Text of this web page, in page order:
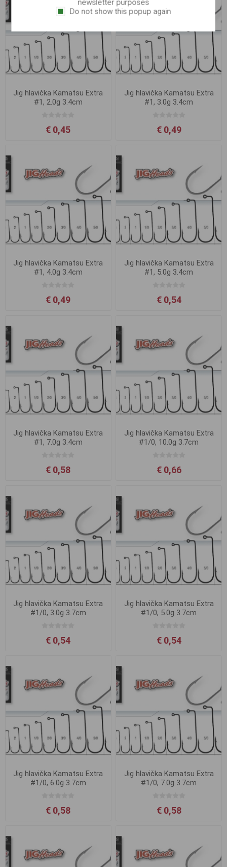
Jig hlavička Kamatsu Extra
#1, 2.0g 3.4cm
€ 0,45
Jig hlavička Kamatsu Extra
#1, 3.0g 3.4cm
€ 0,49
Jig hlavička Kamatsu Extra
#1, 4.0g 3.4cm
€ 0,49
Jig hlavička Kamatsu Extra
#1, 5.0g 3.4cm
€ 0,54
Jig hlavička Kamatsu Extra
#1, 7.0g 3.4cm
€ 0,58
Jig hlavička Kamatsu Extra
#1/0, 10.0g 3.7cm
€ 0,66
Jig hlavička Kamatsu Extra
#1/0, 3.0g 3.7cm
€ 0,54
Jig hlavička Kamatsu Extra
#1/0, 5.0g 3.7cm
€ 0,54
Jig hlavička Kamatsu Extra
#1/0, 6.0g 3.7cm
€ 0,58
Jig hlavička Kamatsu Extra
#1/0, 7.0g 3.7cm
€ 0,58
newsletter purposes
Do not show this popup again